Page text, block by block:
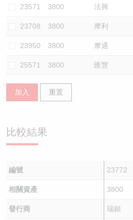
23571 3800 法興
23708 3800 摩利
23950 3800 摩通
25571 3800 匯豐
加入 重置
比較結果
編號 23772
相關資產 3800
發行商 瑞銀
認股證/牛熊證日誌
認股證文件及公告
牛熊證到期結算價查詢
牛熊證分析儀
中資ETFs溢價比較
AH 股價對照